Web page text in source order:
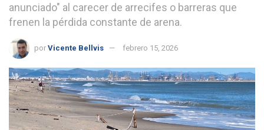
anunciado" al carecer de arrecifes o barreras que
frenen la pérdida constante de arena.
por Vicente Bellvis febrero 15, 2026